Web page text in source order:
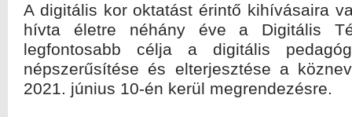
A digitális kor oktatást érintő kihívásaira
hívta életre néhány éve a Digitális
legfontosabb célja a digitális
népszerűsítése és elterjesztése a
2021. június 10-én kerül megrendezésre.